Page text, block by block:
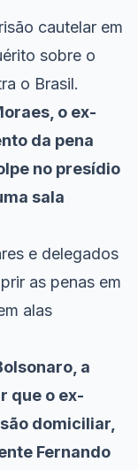
cautelar em
sobre o
o Brasil.
o ex-
da pena
no presídio
sala
e delegados
as penas em
alas
a
que o ex-
domiciliar,
Fernando